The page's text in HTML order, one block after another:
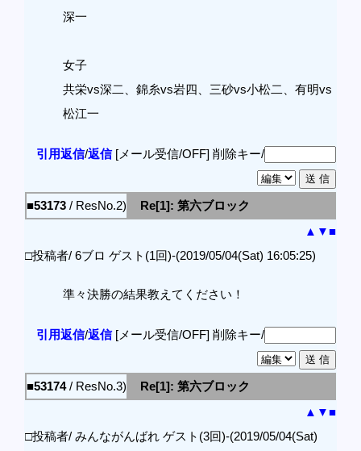
深一
女子
共栄vs深二、錦糸vs岩四、三砂vs小松二、有明vs
松江一
引用返信/返信[メール受信/OFF] 削除キー/
■53173 / ResNo.2)
Re[1]: 第六ブロック
▲ ▼■
□投稿者/ 6ブロ ゲスト(1回)-(2019/05/04(Sat) 16:05:25)
準々決勝の結果教えてください！
引用返信/返信[メール受信/OFF] 削除キー/
■53174/ ResNo.3)
Re[1]: 第六ブロック
▲ ▼■
□投稿者/ みんながんばれ ゲスト(3回)-(2019/05/04(Sat)